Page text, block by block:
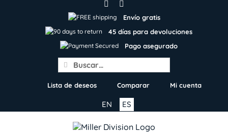
Envío gratis
45 días para devoluciones
Pago asegurado
Search
for:
Lista de deseos Comparar Mi cuenta
ES
EN